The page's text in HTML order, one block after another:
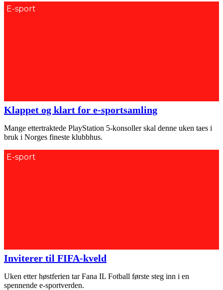
E-sport
Klappet og klart for e-sportsamling
Mange ettertraktede PlayStation 5-konsoller skal denne uken taes i
bruk i Norges fineste klubbhus.
E-sport
Inviterer til FIFA-kveld
Uken etter høstferien tar Fana IL Fotball første steg inn i en
spennende e-sportverden.